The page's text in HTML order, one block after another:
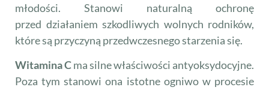
młodości. Stanowi naturalną ochronę
przed działaniem szkodliwych wolnych rodników,
które są przyczyną przedwczesnego starzenia się.
Witamina Cma silne właściwości antyoksydocyjne.
Poza tym stanowi ona istotne ogniwo w procesie